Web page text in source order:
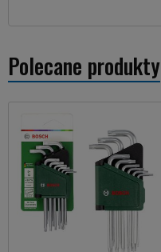
Polecane produkty